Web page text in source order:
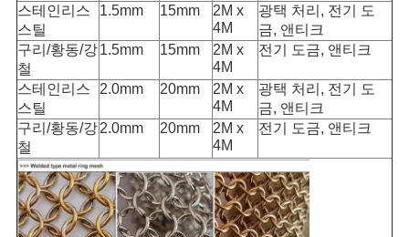
스테인리스
스틸
1.5mm 15mm
2M x
4M
광택 처리, 전기 도
금, 앤티크
구리/황동/강
철
1.5mm 15mm
2M x
4M
전기 도금, 앤티크
스테인리스
스틸
2.0mm 20mm
2M x
4M
광택 처리, 전기 도
금, 앤티크
구리/황동/강
철
2.0mm 20mm
2M x
4M
전기 도금, 앤티크